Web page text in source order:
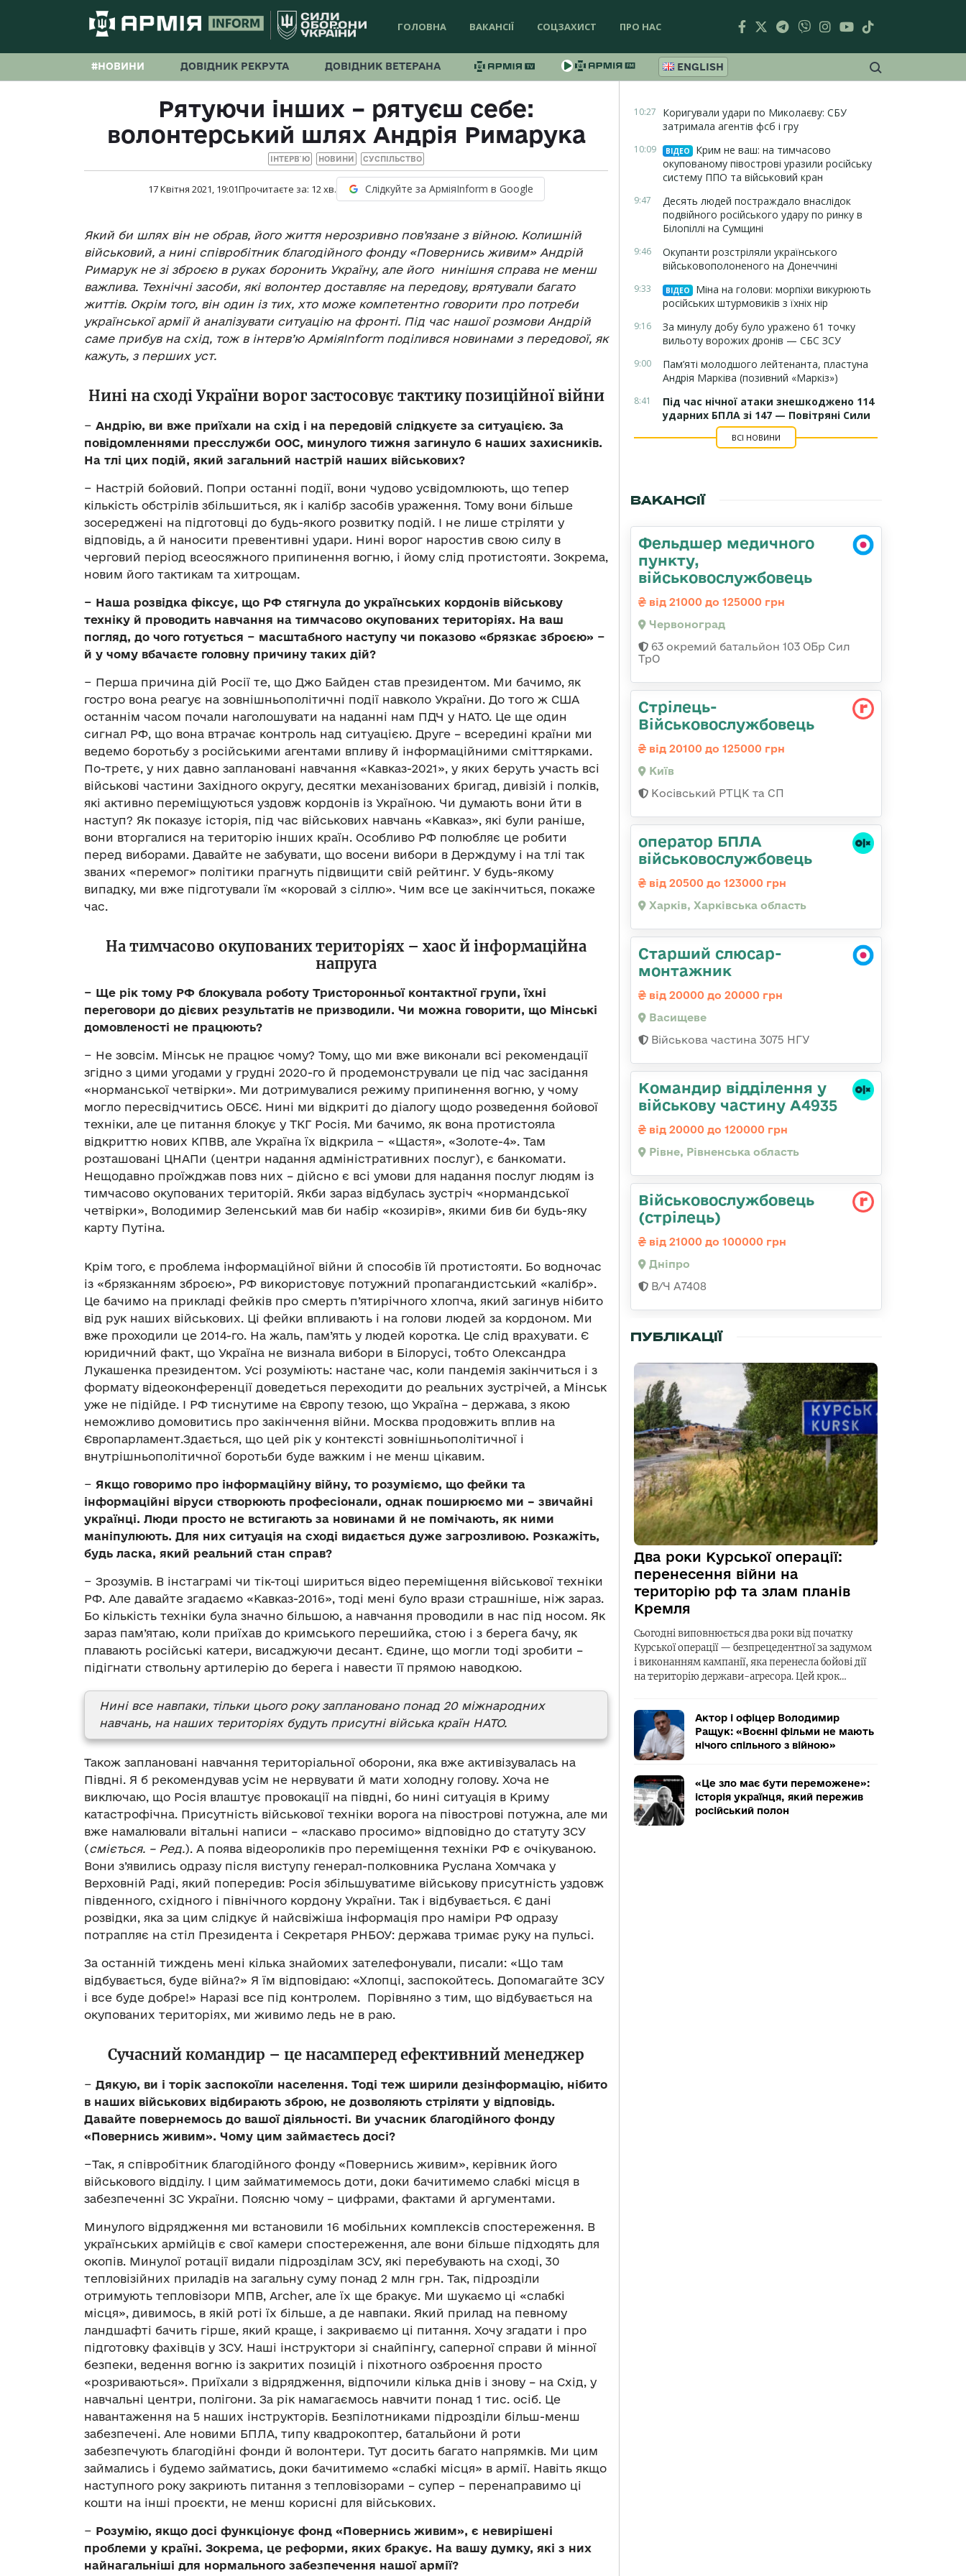
ГОЛОВНА ВАКАНСІЇ СОЦЗАХИСТ ПРО НАС
#НОВИНИ ДОВІДНИК РЕКРУТА ДОВІДНИК ВЕТЕРАНА ENGLISH
Рятуючи інших – рятуєш себе:
волонтерський шлях Андрія Римарука
ІНТЕРВ`Ю НОВИНИ СУСПІЛЬСТВО
17 Квітня 2021, 19:01Прочитаєте за: 12хв. Слідкуйте за АрміяInform в Google
Який би шлях він не обрав, його життя нерозривно пов’язане з війною. Колишній
військовий, а нині співробітник благодійного фонду «Повернись живим» Андрій
Римарук не зі зброєю в руках боронить Україну, але його нинішня справа не менш
важлива. Технічні засоби, які волонтер доставляє на передову, врятували багато
життів. Окрім того, він один із тих, хто може компетентно говорити про потреби
української армії й аналізувати ситуацію на фронті. Під час нашої розмови Андрій
саме прибув на схід, тож в інтерв’ю АрміяInform поділився новинами з передової, як
кажуть, з перших уст.
Нині на сході України ворог застосовує тактику позиційної війни
− Андрію, ви вже приїхали на схід і на передовій слідкуєте за ситуацією. За
повідомленнями пресслужби ООС, минулого тижня загинуло 6 наших захисників.
На тлі цих подій, який загальний настрій наших військових?
− Настрій бойовий. Попри останні події, вони чудово усвідомлюють, що тепер
кількість обстрілів збільшиться, як і калібр засобів ураження. Тому вони більше
зосереджені на підготовці до будь-якого розвитку подій. І не лише стріляти у
відповідь, а й наносити превентивні удари. Нині ворог наростив свою силу в
черговий період всеосяжного припинення вогню, і йому слід протистояти. Зокрема,
новим його тактикам та хитрощам.
− Наша розвідка фіксує, що РФ стягнула до українських кордонів військову
техніку й проводить навчання на тимчасово окупованих територіях. На ваш
погляд, до чого готується − масштабного наступу чи показово «брязкає зброєю» −
й у чому вбачаєте головну причину таких дій?
− Перша причина дій Росії те, що Джо Байден став президентом. Ми бачимо, як
гостро вона реагує на зовнішньополітичні події навколо України. До того ж США
останнім часом почали наголошувати на наданні нам ПДЧ у НАТО. Це ще один
сигнал РФ, що вона втрачає контроль над ситуацією. Друге – всередині країни ми
ведемо боротьбу з російськими агентами впливу й інформаційними сміттярками.
По-третє, у них давно заплановані навчання «Кавказ-2021», у яких беруть участь всі
військові частини Західного округу, десятки механізованих бригад, дивізій і полків,
які активно переміщуються уздовж кордонів із Україною. Чи думають вони йти в
наступ? Як показує історія, під час військових навчань «Кавказ», які були раніше,
вони вторгалися на територію інших країн. Особливо РФ полюбляє це робити
перед виборами. Давайте не забувати, що восени вибори в Держдуму і на тлі так
званих «перемог» політики прагнуть підвищити свій рейтинг. У будь-якому
випадку, ми вже підготували їм «коровай з сіллю». Чим все це закінчиться, покаже
час.
На тимчасово окупованих територіях – хаос й інформаційна
напруга
− Ще рік тому РФ блокувала роботу Тристоронньої контактної групи, їхні
переговори до дієвих результатів не призводили. Чи можна говорити, що Мінські
домовленості не працюють?
− Не зовсім. Мінськ не працює чому? Тому, що ми вже виконали всі рекомендації
згідно з цими угодами у грудні 2020-го й продемонстрували це під час засідання
«норманської четвірки». Ми дотримувалися режиму припинення вогню, у чому
могло пересвідчитись ОБСЄ. Нині ми відкриті до діалогу щодо розведення бойової
техніки, але це питання блокує у ТКГ Росія. Ми бачимо, як вона протистояла
відкриттю нових КПВВ, але Україна їх відкрила − «Щастя», «Золоте-4». Там
розташовані ЦНАПи (центри надання адміністративних послуг), є банкомати.
Нещодавно проїжджав повз них – дійсно є всі умови для надання послуг людям із
тимчасово окупованих територій. Якби зараз відбулась зустріч «нормандської
четвірки», Володимир Зеленський мав би набір «козирів», якими бив би будь-яку
карту Путіна.
Крім того, є проблема інформаційної війни й способів їй протистояти. Бо водночас
із «брязканням зброєю», РФ використовує потужний пропагандистський «калібр».
Це бачимо на прикладі фейків про смерть п’ятирічного хлопча, який загинув нібито
від рук наших військових. Ці фейки впливають і на голови людей за кордоном. Ми
вже проходили це 2014-го. На жаль, пам’ять у людей коротка. Це слід врахувати. Є
юридичний факт, що Україна не визнала вибори в Білорусі, тобто Олександра
Лукашенка президентом. Усі розуміють: настане час, коли пандемія закінчиться і з
формату відеоконференції доведеться переходити до реальних зустрічей, а Мінськ
уже не підійде. І РФ тиснутиме на Європу тезою, що Україна – держава, з якою
неможливо домовитись про закінчення війни. Москва продовжить вплив на
Європарламент.Здається, що цей рік у контексті зовнішньополітичної і
внутрішньополітичної боротьби буде важким і не менш цікавим.
− Якщо говоримо про інформаційну війну, то розуміємо, що фейки та
інформаційні віруси створюють професіонали, однак поширюємо ми – звичайні
українці. Люди просто не встигають за новинами й не помічають, як ними
маніпулюють. Для них ситуація на сході видається дуже загрозливою. Розкажіть,
будь ласка, який реальний стан справ?
− Зрозумів. В інстаграмі чи тік-тоці шириться відео переміщення військової техніки
РФ. Але давайте згадаємо «Кавказ-2016», тоді мені було врази страшніше, ніж зараз.
Бо кількість техніки була значно більшою, а навчання проводили в нас під носом. Як
зараз пам’ятаю, коли приїхав до кримського перешийка, стою і з берега бачу, як
плавають російські катери, висаджуючи десант. Єдине, що могли тоді зробити –
підігнати ствольну артилерію до берега і навести її прямою наводкою.
Нині все навпаки, тільки цього року заплановано понад 20 міжнародних
навчань, на наших територіях будуть присутні війська країн НАТО.
Також заплановані навчання територіальної оборони, яка вже активізувалась на
Півдні. Я б рекомендував усім не нервувати й мати холодну голову. Хоча не
виключаю, що Росія влаштує провокації на півдні, бо нині ситуація в Криму
катастрофічна. Присутність військової техніки ворога на півострові потужна, але ми
вже намалювали вітальні написи – «ласкаво просимо» відповідно до статуту ЗСУ
(сміється. – Ред.). А поява відеороликів про переміщення техніки РФ є очікуваною.
Вони з’явились одразу після виступу генерал-полковника Руслана Хомчака у
Верховній Раді, який попередив: Росія збільшуватиме військову присутність уздовж
південного, східного і північного кордону України. Так і відбувається. Є дані
розвідки, яка за цим слідкує й найсвіжіша інформація про наміри РФ одразу
потрапляє на стіл Президента і Секретаря РНБОУ: держава тримає руку на пульсі.
За останній тиждень мені кілька знайомих зателефонували, писали: «Що там
відбувається, буде війна?» Я їм відповідаю: «Хлопці, заспокойтесь. Допомагайте ЗСУ
і все буде добре!» Наразі все під контролем. Порівняно з тим, що відбувається на
окупованих територіях, ми живимо ледь не в раю.
Сучасний командир – це насамперед ефективний менеджер
− Дякую, ви і торік заспокоїли населення. Тоді теж ширили дезінформацію, нібито
в наших військових відбирають зброю, не дозволяють стріляти у відповідь.
Давайте повернемось до вашої діяльності. Ви учасник благодійного фонду
«Повернись живим». Чому цим займаєтесь досі?
−Так, я співробітник благодійного фонду «Повернись живим», керівник його
військового відділу. І цим займатимемось доти, доки бачитимемо слабкі місця в
забезпеченні ЗС України. Поясню чому – цифрами, фактами й аргументами.
Минулого відрядження ми встановили 16 мобільних комплексів спостереження. В
українських армійців є свої камери спостереження, але вони більше підходять для
окопів. Минулої ротації видали підрозділам ЗСУ, які перебувають на сході, 30
тепловізійних приладів на загальну суму понад 2 млн грн. Так, підрозділи
отримують тепловізори МПВ, Archer, але їх ще бракує. Ми шукаємо ці «слабкі
місця», дивимось, в якій роті їх більше, а де навпаки. Який прилад на певному
ландшафті бачить гірше, який краще, і закриваємо ці питання. Хочу згадати і про
підготовку фахівців у ЗСУ. Наші інструктори зі снайпінгу, саперної справи й мінної
безпеки, ведення вогню із закритих позицій і піхотного озброєння просто
«розриваються». Приїхали з відрядження, відпочили кілька днів і знову – на Схід, у
навчальні центри, полігони. За рік намагаємось навчити понад 1 тис. осіб. Це
навантаження на 5 наших інструкторів. Безпілотниками підрозділи більш-менш
забезпечені. Але новими БПЛА, типу квадрокоптер, батальйони й роти
забезпечують благодійні фонди й волонтери. Тут досить багато напрямків. Ми цим
займались і будемо займатись, доки бачитимемо «слабкі місця» в армії. Навіть якщо
наступного року закриють питання з тепловізорами – супер – перенаправимо ці
кошти на інші проєкти, не менш корисні для військових.
− Розумію, якщо досі функціонує фонд «Повернись живим», є невирішені
проблеми у країні. Зокрема, це реформи, яких бракує. На вашу думку, які з них
найнагальніші для нормального забезпечення нашої армії?
10:27
Коригували удари по Миколаєву: СБУ
затримала агентів фсб і гру
10:09 ВІДЕО
Крим не ваш: на тимчасово
окупованому півострові уразили російську
систему ППО та військовий кран
9:47
Десять людей постраждало внаслідок
подвійного російського удару по ринку в
Білопіллі на Сумщині
9:46
Окупанти розстріляли українського
військовополоненого на Донеччині
9:33 ВІДЕО
Міна на голови: морпіхи викурюють
російських штурмовиків з їхніх нір
9:16
За минулу добу було уражено 61 точку
вильоту ворожих дронів — СБС ЗСУ
9:00
Пам’яті молодшого лейтенанта, пластуна
Андрія Марківа (позивний «Маркіз»)
8:41
Під час нічної атаки знешкоджено 114
ударних БПЛА зі 147 — Повітряні Сили
ВСІ НОВИНИ
ВАКАНСІЇ
Фельдшер медичного
пункту,
військовослужбовець
від 21000 до 125000 грн
Червоноград
63 окремий батальйон 103 ОБр Сил
ТрО
Стрілець-
Військовослужбовець
від 20100 до 125000 грн
Київ
Косівський РТЦК та СП
оператор БПЛА
військовослужбовець
від 20500 до 123000 грн
Харків, Харківська область
Старший слюсар-
монтажник
від 20000 до 20000 грн
Васищеве
Військова частина 3075 НГУ
Командир відділення у
військову частину А4935
від 20000 до 120000 грн
Рівне, Рівненська область
Військовослужбовець
(стрілець)
від 21000 до 100000 грн
Дніпро
В/Ч А7408
ПУБЛІКАЦІЇ
Два роки Курської операції:
перенесення війни на
територію рф та злам планів
Кремля
Сьогодні виповнюється два роки від початку
Курської операції — безпрецедентної за задумом
і виконанням кампанії, яка перенесла бойові дії
на територію держави-агресора. Цей крок…
Актор і офіцер Володимир
Ращук: «Воєнні фільми не мають
нічого спільного з війною»
«Це зло має бути переможене»:
історія українця, який пережив
російський полон